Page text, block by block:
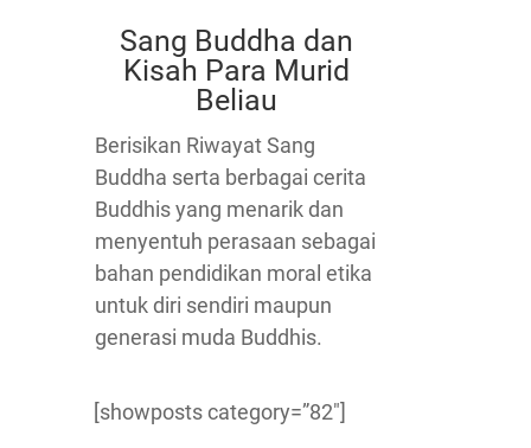
Sang Buddha dan
Kisah Para Murid
Beliau
Berisikan Riwayat Sang
Buddha serta berbagai cerita
Buddhis yang menarik dan
menyentuh perasaan sebagai
bahan pendidikan moral etika
untuk diri sendiri maupun
generasi muda Buddhis.
[showposts category=”82″]